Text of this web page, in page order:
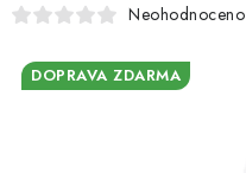
Neohodnoceno
DOPRAVA ZDARMA